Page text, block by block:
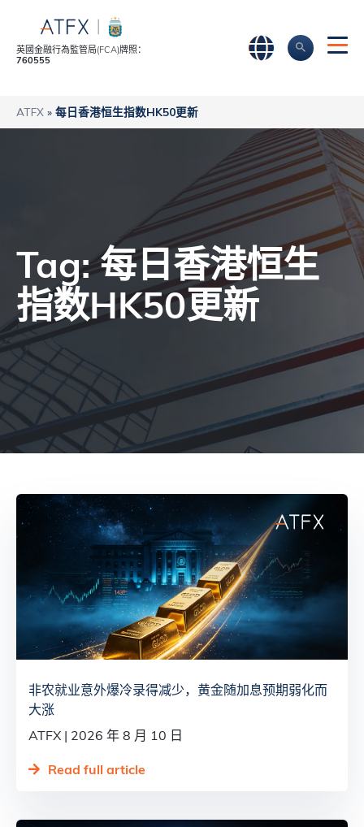
英國金融行為監管局(FCA)牌照：
760555
ATFX » 每日香港恒生指数HK50更新
Tag: 每日香港恒生
指数HK50更新
非农就业意外爆冷录得减少，黄金随加息预期弱化而
大涨
ATFX
2026 年 8 月 10 日
Read full article